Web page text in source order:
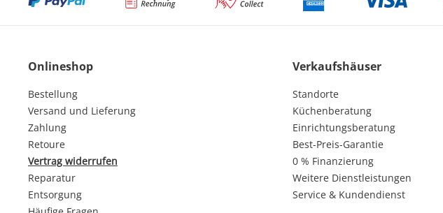
Onlineshop
Bestellung
Versand und Lieferung
Zahlung
Retoure
Vertrag widerrufen
Reparatur
Entsorgung
Verkaufshäuser
Standorte
Küchenberatung
Einrichtungsberatung
Best-Preis-Garantie
0 % Finanzierung
Weitere Dienstleistungen
Service & Kundendienst